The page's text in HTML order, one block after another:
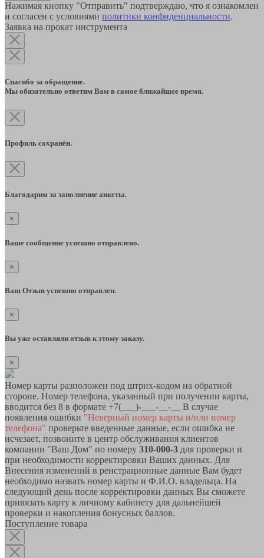
Нажимая кнопку "Отправить" подтверждаю, что я ознакомлен
и согласен с условиями политики конфиденциальности.
Заявка на прокат инструмента
Спасибо за обращение.
Мы обязательно ответим Вам в самое ближайшее время.
Профиль сохранён.
Благодарим за заполнение анкеты.
×
Ваше сообщение успешно отправлено.
×
Ваш Отзыв успешно отправлен.
×
Вы уже оставляли отзыв к этому заказу.
×
Номер карты разположен под штрих-кодом на обратной
стороне. Номер телефона, указанный при получении карты,
вводится без 8 в формате +7(___)-___-__-__ В случае
появления ошибки "Неверный номер карты и/или номер
телефона" проверьте введенные данные, если ошибка не
исчезает, позвоните в центр обслуживания клиентов
компании "Ваш Дом" по номеру 310-000-3 для проверки и
при необходимости корректировки Ваших данных. Для
Внесения изменений в реистрационные данные Вам будет
необходимо назвать номер карты и Ф.И.О. владельца. На
следующий день после корректировки данных Вы сможете
привязать карту к личному кабинету для дальнейшей
проверки и накопления бонусных баллов.
Поступление товара